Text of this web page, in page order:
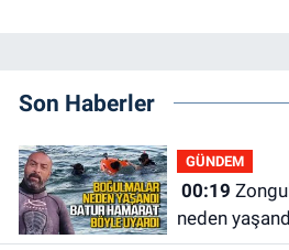
Son Haberler
GÜNDEM
00:19
neden